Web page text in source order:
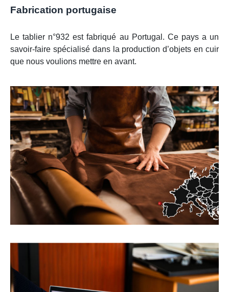
Fabrication portugaise
Le tablier n°932 est fabriqué au Portugal. Ce pays a un
savoir-faire spécialisé dans la production d’objets en cuir
que nous voulions mettre en avant.